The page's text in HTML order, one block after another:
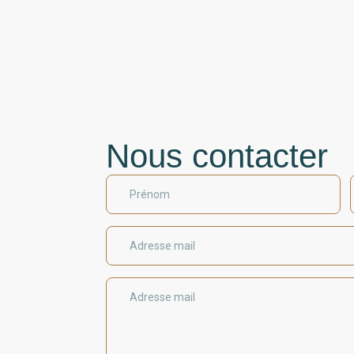
Nous contacter
Prénom
Adresse mail
Adresse mail